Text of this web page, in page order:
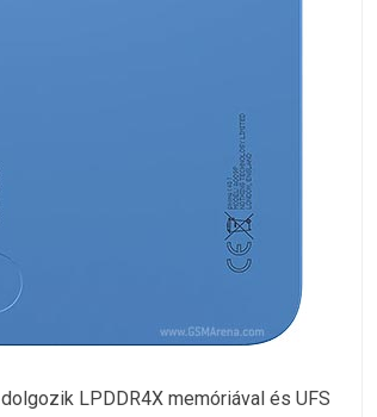
LPDDR4X memóriával és UFS